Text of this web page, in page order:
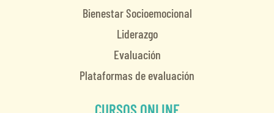
Bienestar Socioemocional
Liderazgo
Evaluación
Plataformas de evaluación
CURSOS ONLINE